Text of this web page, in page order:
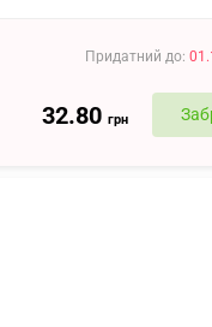
Придатний до:
32.80 грн